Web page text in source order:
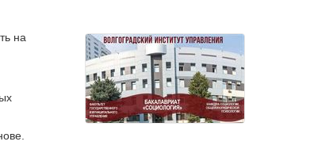
на